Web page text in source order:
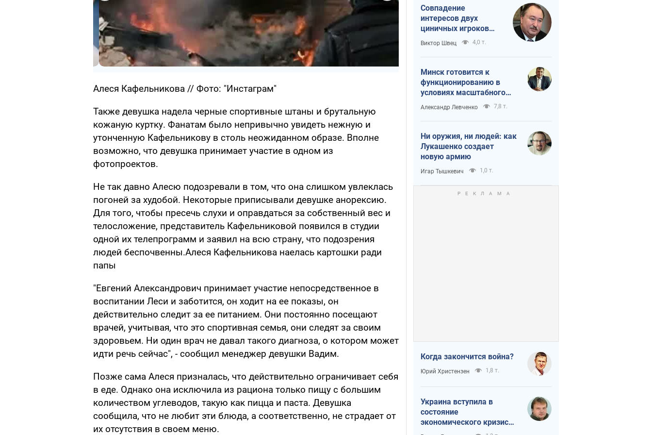
Алеся Кафельникова // Фото: "Инстаграм"
Также девушка надела черные спортивные штаны и брутальную
кожаную куртку. Фанатам было непривычно увидеть нежную и
утонченную Кафельникову в столь неожиданном образе. Вполне
возможно, что девушка принимает участие в одном из
фотопроектов.
Не так давно Алесю подозревали в том, что она слишком увлеклась
погоней за худобой. Некоторые приписывали девушке анорексию.
Для того, чтобы пресечь слухи и оправдаться за собственный вес и
телосложение, представитель Кафельниковой появился в студии
одной их телепрограмм и заявил на всю страну, что подозрения
людей беспочвенны.Алеся Кафельникова наелась картошки ради
папы
"Евгений Александрович принимает участие непосредственное в
воспитании Леси и заботится, он ходит на ее показы, он
действительно следит за ее питанием. Они постоянно посещают
врачей, учитывая, что это спортивная семья, они следят за своим
здоровьем. Ни один врач не давал такого диагноза, о котором может
идти речь сейчас", - сообщил менеджер девушки Вадим.
Позже сама Алеся призналась, что действительно ограничивает себя
в еде. Однако она исключила из рациона только пищу с большим
количеством углеводов, такую как пицца и паста. Девушка
сообщила, что не любит эти блюда, а соответственно, не страдает от
их отсутствия в своем меню.
Совпадение
интересов двух
циничных игроков
или тайный план
Трампа и Путина?
Виктор Швец 4,0 т.
Минск готовится к
функционированию в
условиях масштабного
военного кризиса
Александр Левченко 7,8 т.
Ни оружия, ни людей: как
Лукашенко создает
новую армию
Игар Тышкевич 1,0 т.
Когда закончится война?
Юрий Христензен 1,8 т.
Украина вступила в
состояние
экономического кризиса.
Есть ли свет в конце